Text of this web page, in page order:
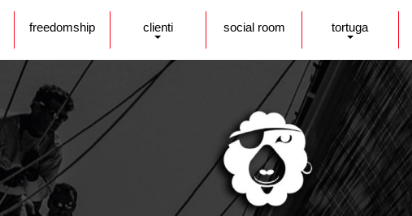
freedomship clienti social room tortuga